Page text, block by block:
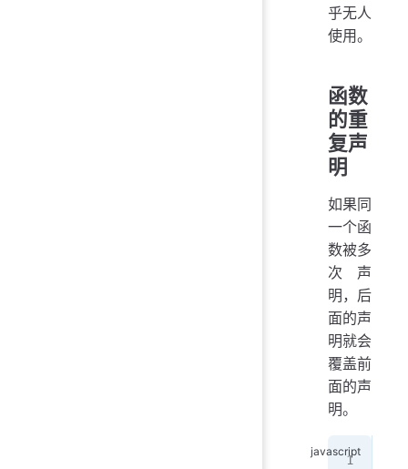
乎无人
使用。
函数
的重
复声
明
如果同
一个函
数被多
次声
明，后
面的声
明就会
覆盖前
面的声
明。